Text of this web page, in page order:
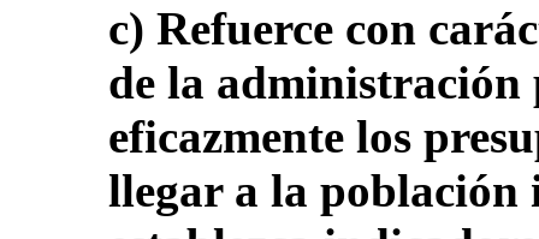
c) Refuerce con
de la administración
eficazmente los
llegar a la